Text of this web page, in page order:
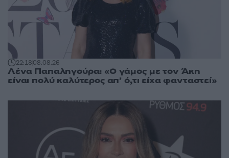
22:1808.08.26
Λένα Παπαληγούρα: «Ο γάμος με τον Άκη
είναι πολύ καλύτερος απ’ ό,τι είχα φανταστεί»